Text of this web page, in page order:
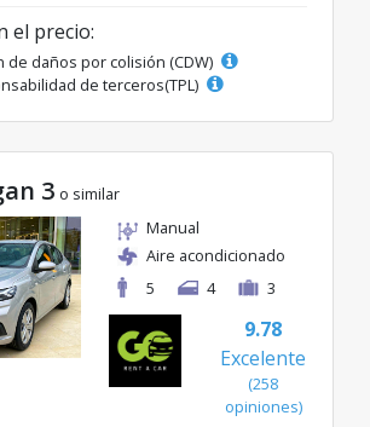
el precio:
de daños por colisión (CDW)
de terceros(TPL)
3 o similar
Manual
Aire acondicionado
5
4 3
9.78
Excelente
(258
opiniones)